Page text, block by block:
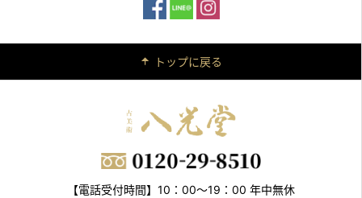
トップに戻る
【電話受付時間】10：00～19：00 年中無休